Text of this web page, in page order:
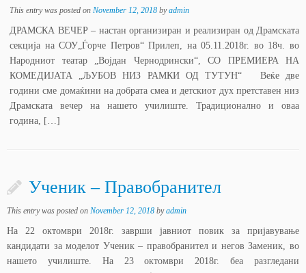
This entry was posted onNovember 12, 2018 byadmin
ДРАМСКА ВЕЧЕР – настан организиран и реализиран од Драмската
секција на СОУ„Ѓорче Петров“ Прилеп, на 05.11.2018г. во 18ч. во
Народниот театар „Војдан Чернодрински“, СО ПРЕМИЕРА НА
КОМЕДИЈАТА „ЉУБОВ НИЗ РАМКИ ОД ТУТУН“ Веќе две
години сме домаќини на добрата смеа и детскиот дух претставен низ
Драмската вечер на нашето училиште. Традиционално и оваа
година, […]
Ученик – Правобранител
This entry was posted on November 12, 2018 byadmin
На 22 октомври 2018г. заврши јавниот повик за пријавување
кандидати за моделот Ученик – правобранител и негов Заменик, во
нашето училиште. На 23 октомври 2018г. беа разгледани